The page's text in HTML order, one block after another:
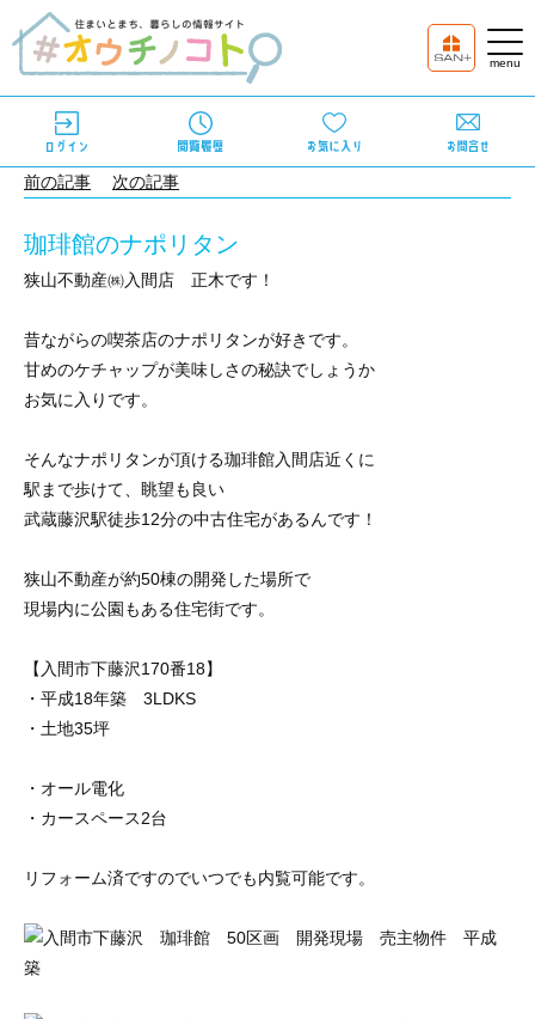
前の記事 次の記事
珈琲館のナポリタン
狭山不動産㈱入間店 正木です！
昔ながらの喫茶店のナポリタンが好きです。
甘めのケチャップが美味しさの秘訣でしょうか
お気に入りです。
そんなナポリタンが頂ける珈琲館入間店近くに
駅まで歩けて、眺望も良い
武蔵藤沢駅徒歩12分の中古住宅があるんです！
狭山不動産が約50棟の開発した場所で
現場内に公園もある住宅街です。
【入間市下藤沢170番18】
・平成18年築 3LDKS
・土地35坪
・オール電化
・カースペース2台
リフォーム済ですのでいつでも内覧可能です。